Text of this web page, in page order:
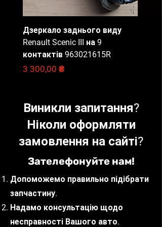
Відправлення запчастин
Доставка вибраною Вами
службою доставки (САТ,
НоваПошта, Delivery, Meest).
Наші фахівці
відповідають вашим потребам
та бюджету
Дзеркало заднього виду
Renault Scenic III на 9
контактів 963021615R
Ціна
3 300,00 ₴
Ціна
2
Виникли запитання?
Ніколи оформляти
замовлення на сайті?
Зателефонуйте нам!
Допоможемо правильно підібрати
запчастину.
Надамо консультацію щодо
несправності Вашого авто.